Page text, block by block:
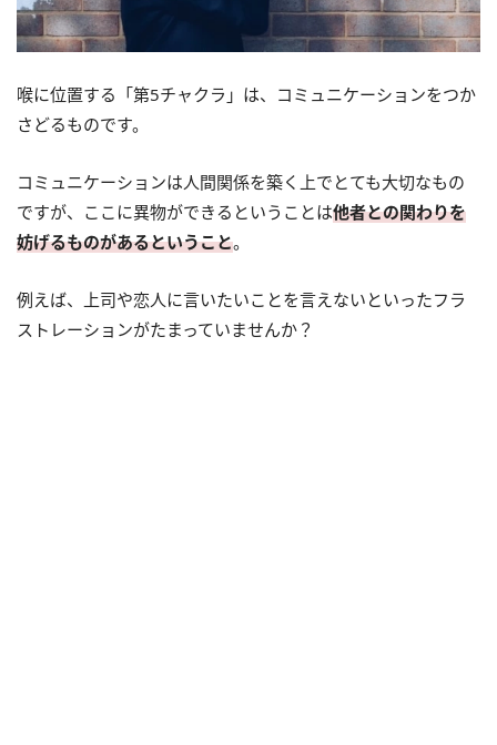
喉に位置する「第5チャクラ」は、コミュニケーションをつか
さどるものです。
コミュニケーションは人間関係を築く上でとても大切なもの
ですが、ここに異物ができるということは他者との関わりを
妨げるものがあるということ。
例えば、上司や恋人に言いたいことを言えないといったフラ
ストレーションがたまっていませんか？